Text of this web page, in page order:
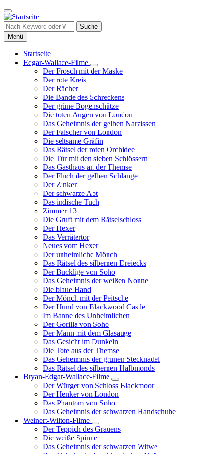
Direkt
zum
Inhalt
Suche
Menü
Hauptnavigation
Startseite
Edgar-Wallace-Filme
Unternavigation
von
Filme
Der Frosch mit der Maske
Der rote Kreis
Der Rächer
Die Bande des Schreckens
Der grüne Bogenschütze
Die toten Augen von London
Das Geheimnis der gelben Narzissen
Der Fälscher von London
Die seltsame Gräfin
Das Rätsel der roten Orchidee
Die Tür mit den sieben Schlössern
Das Gasthaus an der Themse
Der Fluch der gelben Schlange
Der Zinker
Der schwarze Abt
Das indische Tuch
Zimmer 13
Die Gruft mit dem Rätselschloss
Der Hexer
Das Verrätertor
Neues vom Hexer
Der unheimliche Mönch
Das Rätsel des silbernen Dreiecks
Der Bucklige von Soho
Das Geheimnis der weißen Nonne
Die blaue Hand
Der Mönch mit der Peitsche
Der Hund von Blackwood Castle
Im Banne des Unheimlichen
Der Gorilla von Soho
Der Mann mit dem Glasauge
Das Gesicht im Dunkeln
Die Tote aus der Themse
Das Geheimnis der grünen Stecknadel
Das Rätsel des silbernen Halbmonds
Bryan-Edgar-Wallace-Filme
Unternavigation
von
Bryan-
Wallace-
Der Würger von Schloss Blackmoor
Der Henker von London
Das Phantom von Soho
Das Geheimnis der schwarzen Handschuhe
Weinert-Wilton-Filme
Unternavigation
von
Weinert-
Wilton-
Der Teppich des Grauens
Die weiße Spinne
Das Geheimnis der schwarzen Witwe